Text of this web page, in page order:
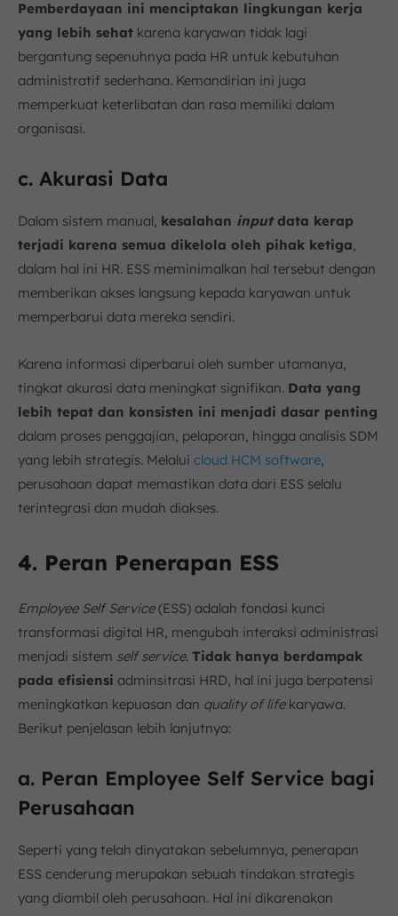
Pemberdayaan ini menciptakan lingkungan kerja
yang lebih sehat karena karyawan tidak lagi
bergantung sepenuhnya pada HR untuk kebutuhan
administratif sederhana. Kemandirian ini juga
memperkuat keterlibatan dan rasa memiliki dalam
organisasi.
c. Akurasi Data
Dalam sistem manual, kesalahan inputdata kerap
terjadi karena semua dikelola oleh pihak ketiga
dalam hal ini HR. ESS meminimalkan hal tersebut dengan
memberikan akses langsung kepada karyawan untuk
memperbarui data mereka sendiri.
Karena informasi diperbarui oleh sumber utamanya,
tingkat akurasi data meningkat signifikan. Data yang
lebih tepat dan konsisten ini menjadi dasar penting
dalam proses penggajian, pelaporan, hingga analisis SDM
yang lebih strategis. Melalui cloud HCM software
perusahaan dapat memastikan data dari ESS selalu
terintegrasi dan mudah diakses.
4. Peran Penerapan ESS
Employee Self Service(ESS) adalah fondasi kunci
transformasi digital HR, mengubah interaksi administrasi
menjadi sistem self service. Tidak hanya berdampak
pada efisiensi adminsitrasi HRD, hal ini juga berpotensi
meningkatkan kepuasan dan quality of lifekaryawa.
Berikut penjelasan lebih lanjutnya:
a. Peran Employee Self Service bagi
Perusahaan
Seperti yang telah dinyatakan sebelumnya, penerapan
ESS cenderung merupakan sebuah tindakan strategis
yang diambil oleh perusahaan. Hal ini dikarenakan